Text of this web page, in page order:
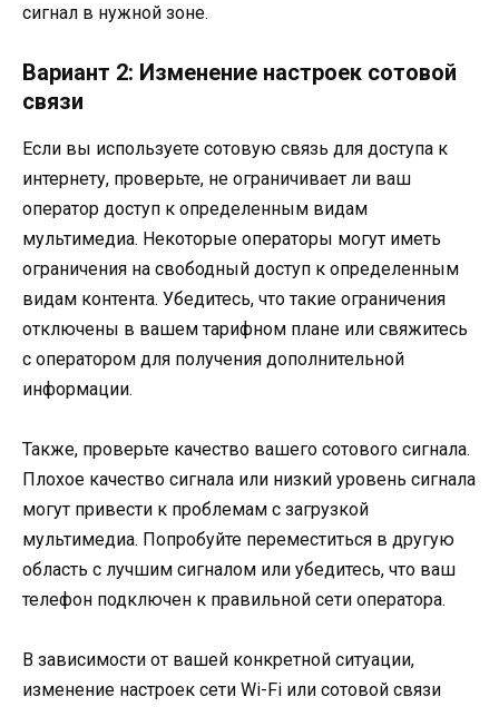
сигнал в нужной зоне.
Вариант 2: Изменение настроек сотовой
связи
Если вы используете сотовую связь для доступа к
интернету, проверьте, не ограничивает ли ваш
оператор доступ к определенным видам
мультимедиа. Некоторые операторы могут иметь
ограничения на свободный доступ к определенным
видам контента. Убедитесь, что такие ограничения
отключены в вашем тарифном плане или свяжитесь
с оператором для получения дополнительной
информации.
Также, проверьте качество вашего сотового сигнала.
Плохое качество сигнала или низкий уровень сигнала
могут привести к проблемам с загрузкой
мультимедиа. Попробуйте переместиться в другую
область с лучшим сигналом или убедитесь, что ваш
телефон подключен к правильной сети оператора.
В зависимости от вашей конкретной ситуации,
изменение настроек сети Wi-Fi или сотовой связи